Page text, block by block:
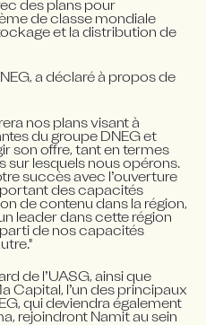
des plans pour
de classe mondiale
et la distribution de
a déclaré à propos de
nos plans visant à
du groupe DNEG et
son offre, tant en termes
sur lesquels nous opérons.
succès avec l’ouverture
des capacités
de contenu dans la région,
leader dans cette région
de nos capacités
de l’UASG, ainsi que
Capital, l’un des principaux
qui deviendra également
rejoindront Namit au sein